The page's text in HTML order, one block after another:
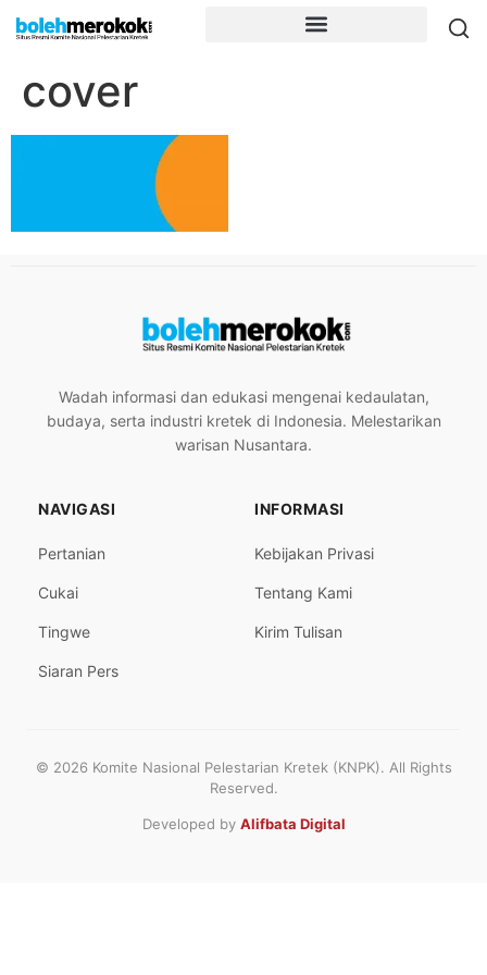
cover
Wadah informasi dan edukasi mengenai kedaulatan,
budaya, serta industri kretek di Indonesia. Melestarikan
warisan Nusantara.
NAVIGASI
Pertanian
Cukai
Tingwe
Siaran Pers
INFORMASI
Kebijakan Privasi
Tentang Kami
Kirim Tulisan
© 2026 Komite Nasional Pelestarian Kretek (KNPK). All Rights
Reserved.
Developed by Alifbata Digital